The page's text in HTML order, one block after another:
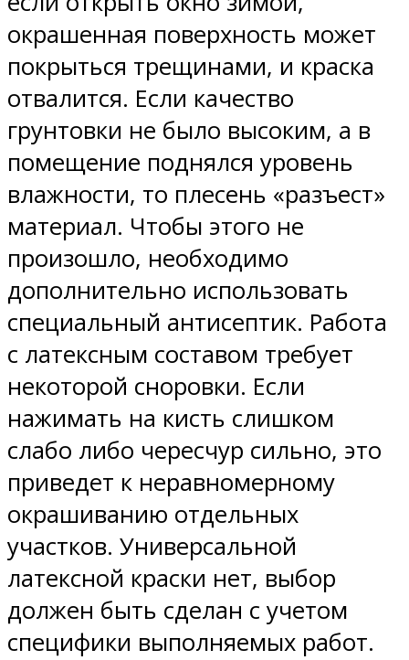
окрашенная поверхность может
покрыться трещинами, и краска
отвалится. Если качество
грунтовки не было высоким, а в
помещение поднялся уровень
влажности, то плесень «разъест»
материал. Чтобы этого не
произошло, необходимо
дополнительно использовать
специальный антисептик. Работа
с латексным составом требует
некоторой сноровки. Если
нажимать на кисть слишком
слабо либо чересчур сильно, это
приведет к неравномерному
окрашиванию отдельных
участков. Универсальной
латексной краски нет, выбор
должен быть сделан с учетом
специфики выполняемых работ.